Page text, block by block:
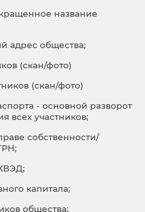
название
адрес общества;
(скан/фото)
(скан/фото)
- основной разворот
всех участников;
собственности/
капитала;
общества;